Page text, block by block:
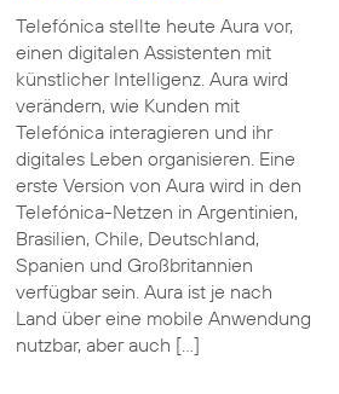
Telefónica stellte heute Aura vor,
einen digitalen Assistenten mit
künstlicher Intelligenz. Aura wird
verändern, wie Kunden mit
Telefónica interagieren und ihr
digitales Leben organisieren. Eine
erste Version von Aura wird in den
Telefónica-Netzen in Argentinien,
Brasilien, Chile, Deutschland,
Spanien und Großbritannien
verfügbar sein. Aura ist je nach
Land über eine mobile Anwendung
nutzbar, aber auch […]